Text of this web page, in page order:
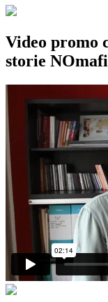
Video promo
storie